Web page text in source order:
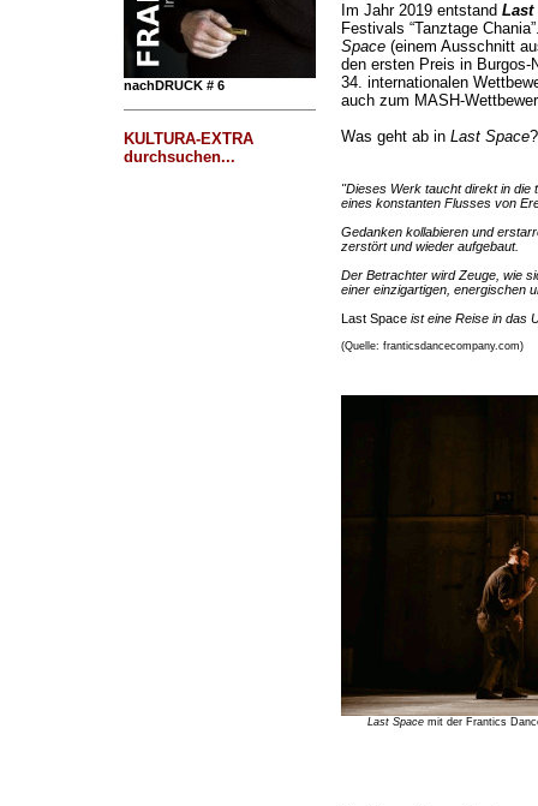
nachDRUCK # 6
KULTURA-EXTRA
durchsuchen...
Im Jahr 2019 entstand Last
Festivals “Tanztage
Space(einem Ausschnitt
den ersten Preis in Burgos-
34. internationalen
auch zum MASH-
Was geht ab in Last Space?
"Dieses Werk taucht direkt in die
eines konstanten Flusses von
Gedanken kollabieren und
zerstört und wieder aufgebaut.
Der Betrachter wird Zeuge, wie
einer einzigartigen, energischen
Last Space ist eine Reise in das
(Quelle: franticsdancecompany.com)
Last Spacemit der Frantics